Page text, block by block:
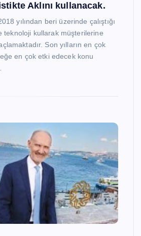
Aklını kullanacak.
yılından beri üzerinde çalıştığı
teknoloji kullarak müşterilerine
Son yılların en çok
en çok etki edecek konu